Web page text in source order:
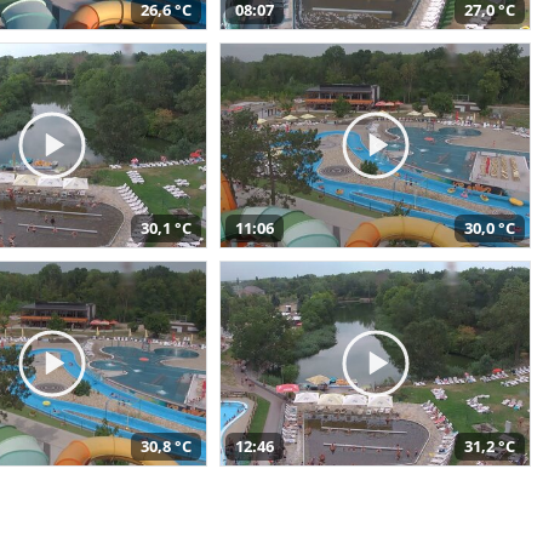
26,6 °C 08:07 27,0 °C
30,1 °C 11:06 30,0 °C
30,8 °C 12:46 31,2 °C